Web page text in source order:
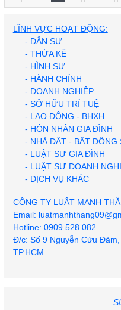
LĨNH VỰC HOẠT ĐỘNG:
- DÂN SỰ
- THỪA KẾ
- HÌNH SỰ
- HÀNH CHÍNH
- DOANH NGHIỆP
- SỞ HỮU TRÍ TUỆ
- LAO ĐỘNG - BHXH
- HÔN NHÂN GIA ĐÌNH
- NHÀ ĐẤT - BẤT ĐỘNG
- LUẬT SƯ GIA ĐÌNH
- LUẬT SƯ DOANH
- DỊCH VỤ KHÁC
CÔNG TY LUẬT MẠNH
Email:
Hotline: 0909.528.082
Đ/c: Số 9 Nguyễn Cửu Đàm,
TP.HCM
ca sĩ Long Nhật
Người phụ nữ
Nội được trả tự
Nghi phạm sát
gây án
2 thanh niên
nhà ở TP.HCM
Hai cha con lãnh
TikToker Tàng
video xúc phạm